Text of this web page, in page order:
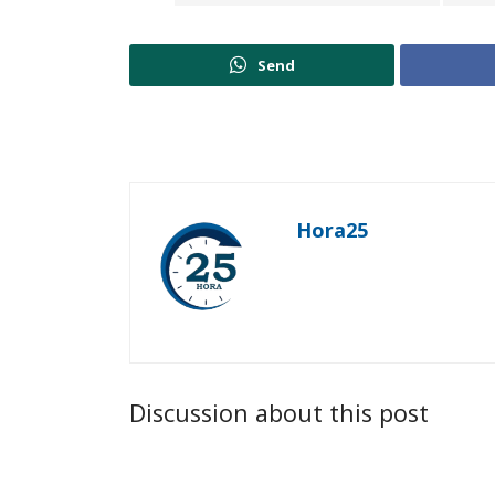
Send
Hora25
Discussion about this post